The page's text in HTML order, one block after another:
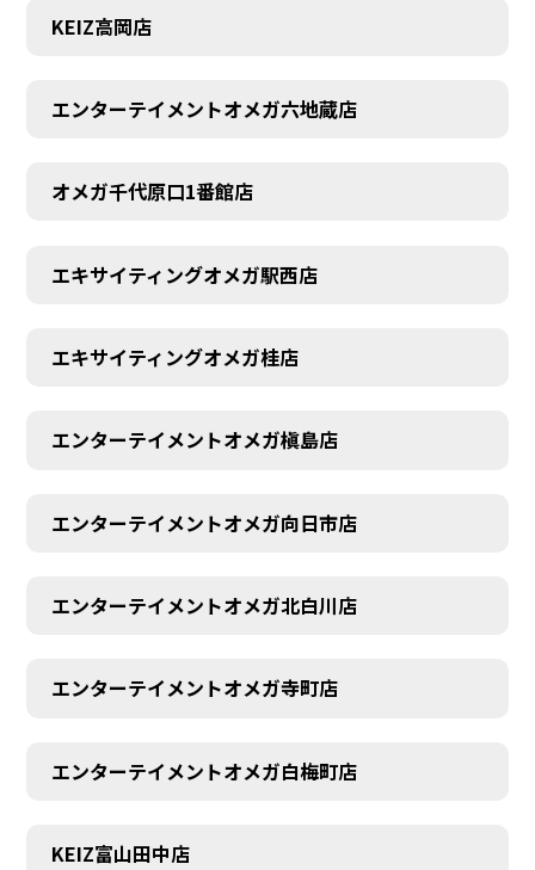
KEIZ高岡店
エンターテイメントオメガ六地蔵店
オメガ千代原口1番館店
エキサイティングオメガ駅西店
エキサイティングオメガ桂店
エンターテイメントオメガ槇島店
エンターテイメントオメガ向日市店
エンターテイメントオメガ北白川店
エンターテイメントオメガ寺町店
エンターテイメントオメガ白梅町店
KEIZ富山田中店